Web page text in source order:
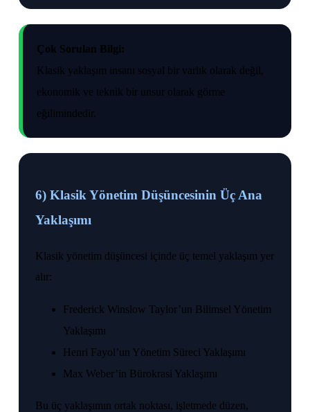
Çok Sorulan Bilgi:
Klasik yaklaşım insanı sosyal bir varlık olarak değil,
ekonomik ve teknik bir unsur olarak görme
eğilimindedir.
6) Klasik Yönetim Düşüncesinin Üç Ana
Yaklaşımı
Klasik yönetim düşüncesi içinde üç temel yaklaşım yer
alır:
Frederick Winslow Taylor’un Bilimsel Yönetim
Yaklaşımı
Henri Fayol’un Yönetim Süreci Yaklaşımı
Max Weber’in Bürokrasi Yaklaşımı
Bu üç yaklaşımın ortak noktası, işletmede düzen,